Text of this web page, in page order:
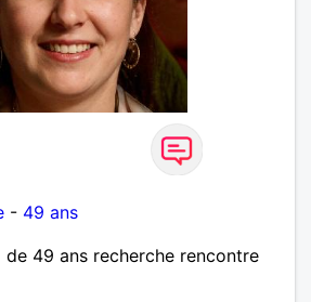
- 49 ans
de 49 ans recherche rencontre